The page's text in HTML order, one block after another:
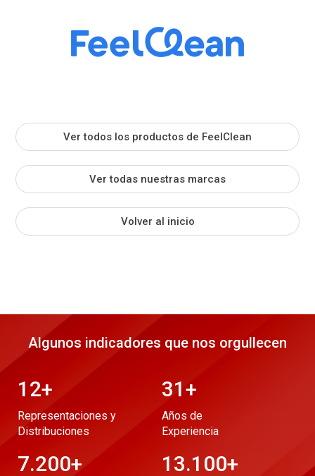
Ver todos los productos de FeelClean
Ver todas nuestras marcas
Volver al inicio
Algunos indicadores que nos orgullecen
12+
Representaciones y
Distribuciones
31+
Años de
Experiencia
7.200+ 13.100+